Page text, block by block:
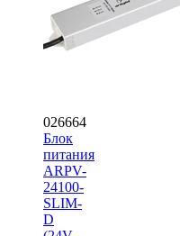
026664
Блок
питания
ARPV-
24100-
SLIM-
D